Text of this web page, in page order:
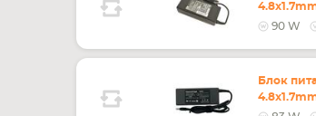
90 W
Блок